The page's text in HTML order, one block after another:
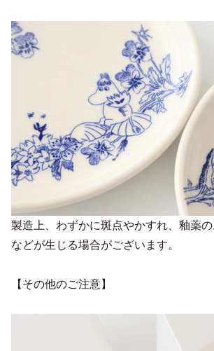
製造上、わずかに斑点やかすれ、釉薬
などが生じる場合がございます。
【その他のご注意】